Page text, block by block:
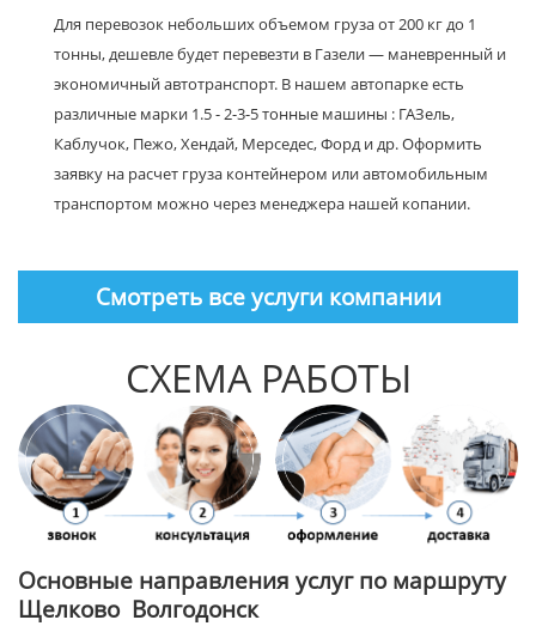
Для перевозок небольших объемом груза от 200 кг до 1
тонны, дешевле будет перевезти в Газели — маневренный и
экономичный автотранспорт. В нашем автопарке есть
различные марки 1.5 - 2-3-5 тонные машины : ГАЗель,
Каблучок, Пежо, Хендай, Мерседес, Форд и др. Оформить
заявку на расчет груза контейнером или автомобильным
транспортом можно через менеджера нашей копании.
Смотреть все услуги компании
СХЕМА РАБОТЫ
Основные направления услуг по маршруту
Щелково Волгодонск